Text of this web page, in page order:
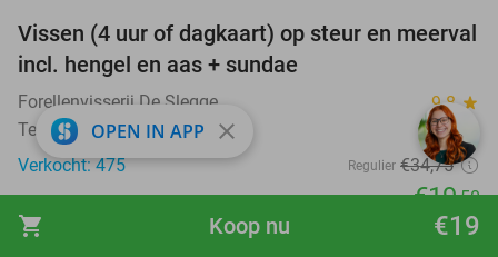
shopping_cart €19
Koop nu
44%
Vissen (4 uur of dagkaart) op steur en meerval
incl. hengel en aas + sundae
Forellenvisserij De Slegge 9.8 star
Ter Apelkanaal
Verkocht: 475
Regulier €34,75
€19,50
favorite_border
OPEN IN APP close